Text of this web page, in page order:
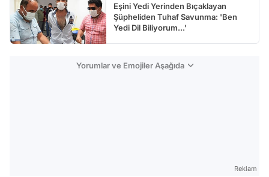
Eşini Yedi Yerinden Bıçaklayan
Şüpheliden Tuhaf Savunma: 'Ben
Yedi Dil Biliyorum...'
Yorumlar ve Emojiler Aşağıda
Reklam